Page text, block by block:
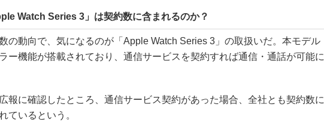
Watch Series 3」は契約数に含まれるのか？
の動向で、気になるのが「Apple Watch Series 3」の取扱いだ。本モデル
ー機能が搭載されており、通信サービスを契約すれば通信・通話が可能に
報に確認したところ、通信サービス契約があった場合、全社とも契約数に
ているという。